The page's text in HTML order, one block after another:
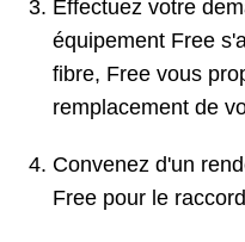
Effectuez votre
équipement Free
fibre, Free vous
remplacement de
Convenez d'un
Free pour le